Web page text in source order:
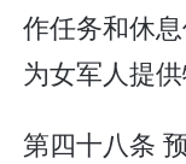
作任务和休
为女军人提供
第四十八条